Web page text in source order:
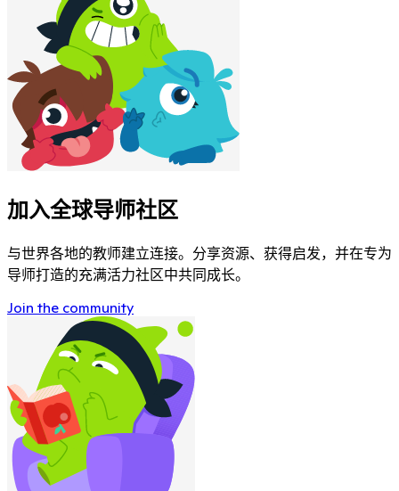
加入全球导师社区
与世界各地的教师建立连接。分享资源、获得启发，并在专为
导师打造的充满活力社区中共同成长。
Join the community